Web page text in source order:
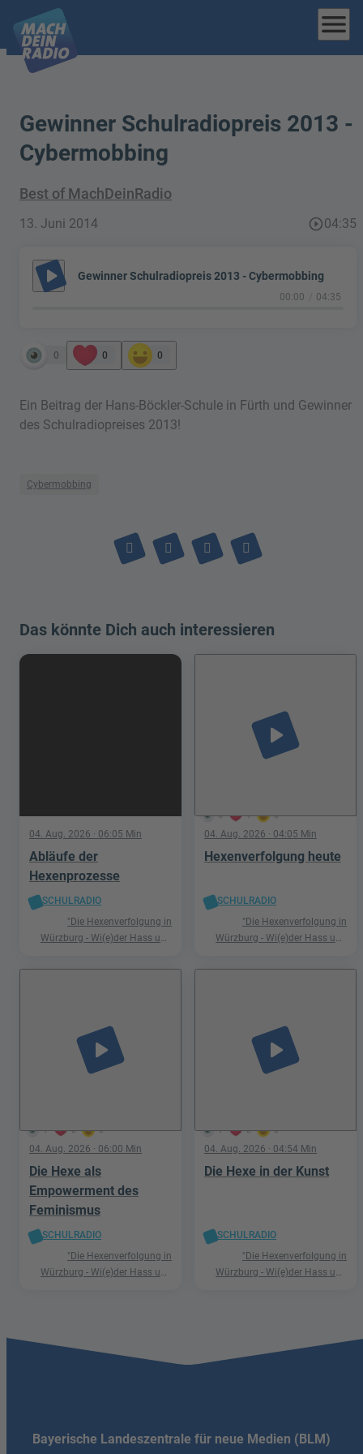
menu
Gewinner Schulradiopreis 2013 -
Cybermobbing
Best of MachDeinRadio
13. Juni 2014 play_circle_outline04:35
play_arrow Gewinner Schulradiopreis 2013 - Cybermobbing
00:00 04:35
0 0 0
Ein Beitrag der Hans-Böckler-Schule in Fürth und Gewinner
des Schulradiopreises 2013!
Cybermobbing
Das könnte Dich auch interessieren
04. Aug. 2026 · 06:05 Min
Abläufe der
Hexenprozesse
SCHULRADIO
"Die Hexenverfolgung in
Würzburg - Wi(e)der Hass und
5 1 0
play_arrow
04. Aug. 2026 · 04:05 Min
Hexenverfolgung heute
SCHULRADIO
"Die Hexenverfolgung in
Würzburg - Wi(e)der Hass und
1 0 0
play_arrow
04. Aug. 2026 · 06:00 Min
Die Hexe als
Empowerment des
Feminismus
SCHULRADIO
"Die Hexenverfolgung in
Würzburg - Wi(e)der Hass und
1 0 0
play_arrow
04. Aug. 2026 · 04:54 Min
Die Hexe in der Kunst
SCHULRADIO
"Die Hexenverfolgung in
Würzburg - Wi(e)der Hass und
Bayerische Landeszentrale für neue Medien (BLM)